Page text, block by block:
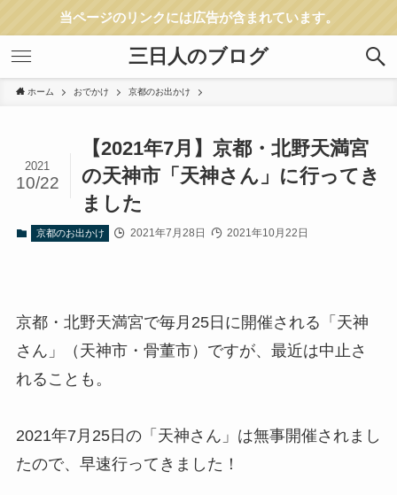
当ページのリンクには広告が含まれています。
三日人のブログ
ホーム おでかけ 京都のお出かけ
【2021年7月】京都・北野天満宮
の天神市「天神さん」に行ってき
ました
2021
10/22
京都のお出かけ 2021年7月28日 2021年10月22日
京都・北野天満宮で毎月25日に開催される「天神
さん」（天神市・骨董市）ですが、最近は中止さ
れることも。
2021年7月25日の「天神さん」は無事開催されまし
たので、早速行ってきました！